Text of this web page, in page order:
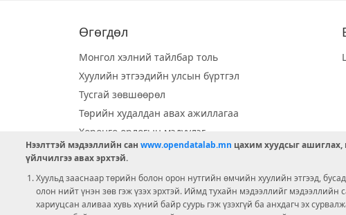
Өгөгдөл
Монгол хэлний тайлбар толь
Хуулийн этгээдийн улсын бүртгэл
Тусгай зөвшөөрөл
Төрийн худалдан авах ажиллагаа
Хөрөнгө орлогын мэдүүлэг
Орон нутгийн хөгжлийн сан
Ээлжит сонгууль
Ашигт малтмал тусгай зөвшөөрөл
Нээлттэй мэдээллийн сан www.opendatalab.mn цахим хуудсыг ашиглах,
үйлчилгээ авах эрхтэй.
Хуульд зааснаар төрийн болон орон нутгийн өмчийн хуулийн этгээд,
олон нийт үнэн зөв гэж үзэх эрхтэй. Иймд тухайн мэдээллийг
хариуцсан аливаа хувь хүний байр суурь гэж үзэхгүй ба анхдагч эх